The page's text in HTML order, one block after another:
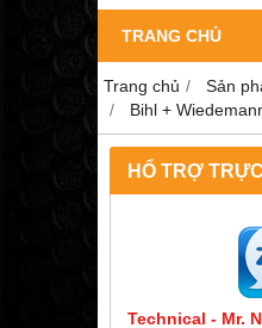
TRANG CHỦ
Trang chủ Sản
Bihl +
HỔ TRỢ
Technical - Mr.